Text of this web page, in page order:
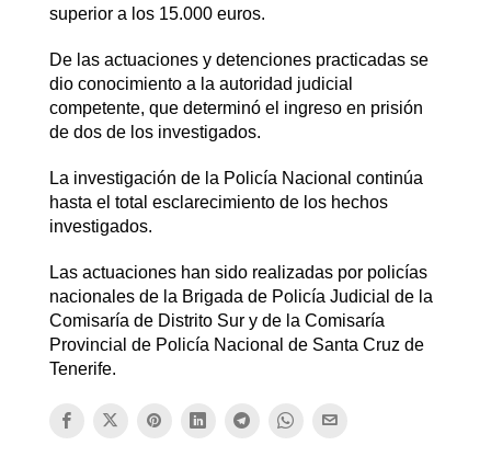
superior a los 15.000 euros.
De las actuaciones y detenciones practicadas se
dio conocimiento a la autoridad judicial
competente, que determinó el ingreso en prisión
de dos de los investigados.
La investigación de la Policía Nacional continúa
hasta el total esclarecimiento de los hechos
investigados.
Las actuaciones han sido realizadas por policías
nacionales de la Brigada de Policía Judicial de la
Comisaría de Distrito Sur y de la Comisaría
Provincial de Policía Nacional de Santa Cruz de
Tenerife.